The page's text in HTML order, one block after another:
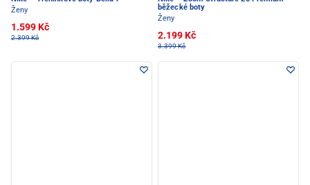
Ženy
1.599 Kč
2.399 Kč
běžecké boty
Ženy
2.199 Kč
3.399 Kč